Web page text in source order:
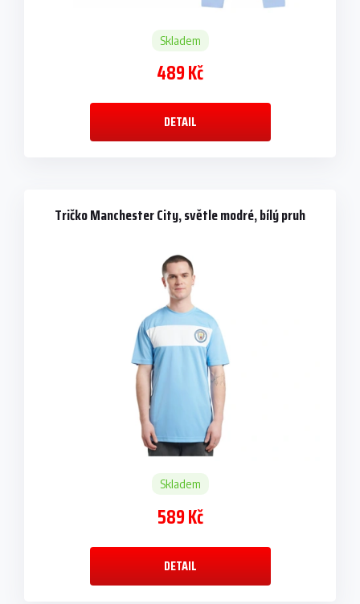
Skladem
489 Kč
DETAIL
Tričko Manchester City, světle modré, bílý pruh
Skladem
589 Kč
DETAIL